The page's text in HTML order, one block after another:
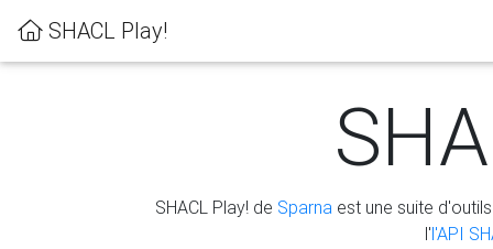
SHACL Play!
SHACL Play! de Sparna est une suite
l'l'API